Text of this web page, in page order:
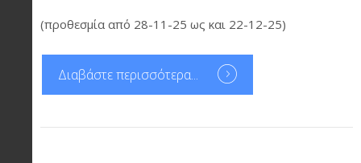
(προθεσμία από 28-11-25 ως και 22-12-25)
Διαβάστε περισσότερα...